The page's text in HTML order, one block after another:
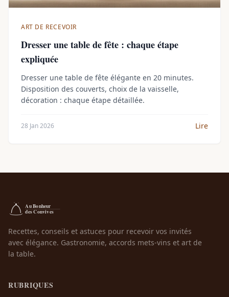
ART DE RECEVOIR
Dresser une table de fête : chaque étape
expliquée
Dresser une table de fête élégante en 20 minutes.
Disposition des couverts, choix de la vaisselle,
décoration : chaque étape détaillée.
28 Jan 2026 Lire
Recettes, conseils et astuces pour recevoir vos invités
avec élégance. Gastronomie, accords mets-vins et art de
la table.
RUBRIQUES